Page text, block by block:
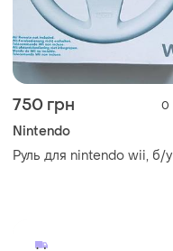
750 грн 0
Nintendo
Руль для nintendo wii, б/у